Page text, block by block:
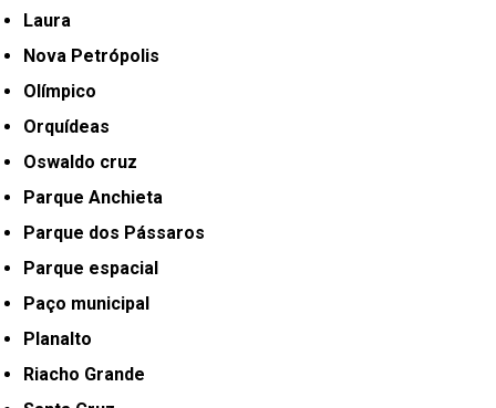
Laura
Nova Petrópolis
Olímpico
Orquídeas
Oswaldo cruz
Parque Anchieta
Parque dos Pássaros
Parque espacial
Paço municipal
Planalto
Riacho Grande